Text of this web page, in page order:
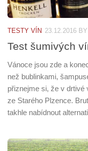
TESTY VÍN 23.12.2016 BY
Test šumivých
Vánoce jsou zde a
než bublinkami,
přiznejme si, že v drtivé
ze Starého Plzence.
takhle nabídnout